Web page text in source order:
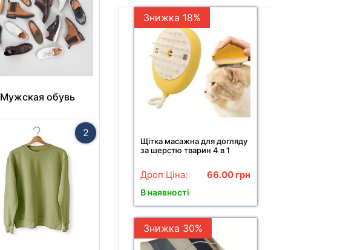
Мужская обувь
2
Знижка 18%
Щітка масажна для догляду
за шерстю тварин 4 в 1
Дроп Ціна: 66.00 грн
В наявності
Знижка 30%